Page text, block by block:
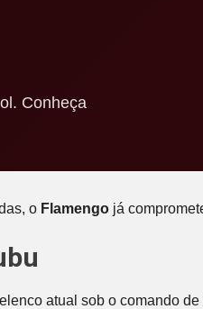
Conheça
o Flamengo já
atual sob o comando de